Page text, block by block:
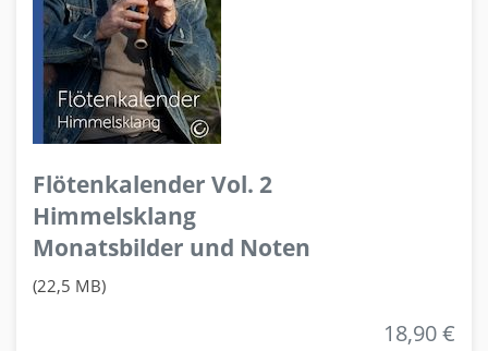
Flötenkalender Vol. 2
Himmelsklang
Monatsbilder und Noten
(22,5 MB)
18,90 €